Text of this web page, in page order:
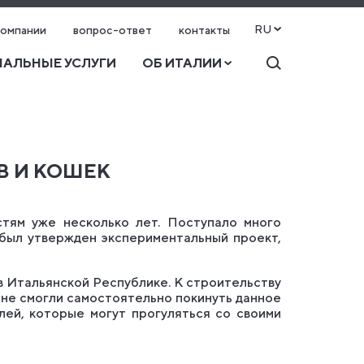
вопрос-ответ контакты RU
УСЛУГИ ОБ ИТАЛИИ
И КОШЕК
уже несколько лет. Поступало много
утвержден экспериментальный проект,
Республике. К строительству
смогли самостоятельно покинуть данное
которые могут прогуляться со своими